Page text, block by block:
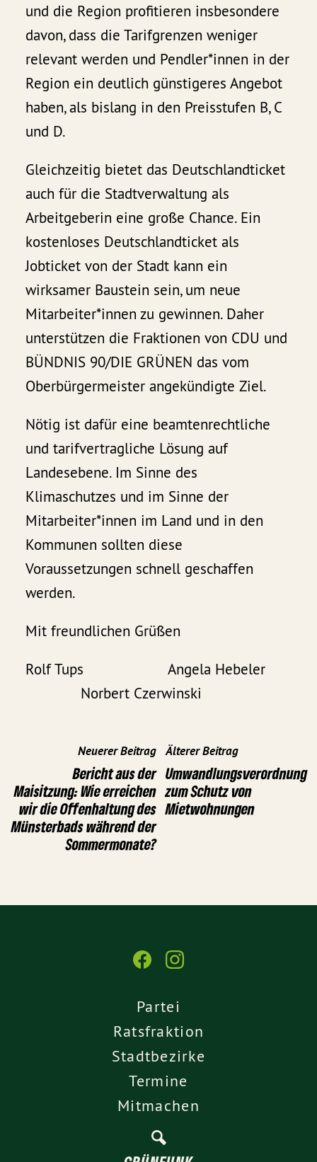
und die Region profitieren insbesondere
davon, dass die Tarifgrenzen weniger
relevant werden und Pendler*innen in der
Region ein deutlich günstigeres Angebot
haben, als bislang in den Preisstufen B, C
und D.
Gleichzeitig bietet das Deutschlandticket
auch für die Stadtverwaltung als
Arbeitgeberin eine große Chance. Ein
kostenloses Deutschlandticket als
Jobticket von der Stadt kann ein
wirksamer Baustein sein, um neue
Mitarbeiter*innen zu gewinnen. Daher
unterstützen die Fraktionen von CDU und
BÜNDNIS 90/DIE GRÜNEN das vom
Oberbürgermeister angekündigte Ziel.
Nötig ist dafür eine beamtenrechtliche
und tarifvertragliche Lösung auf
Landesebene. Im Sinne des
Klimaschutzes und im Sinne der
Mitarbeiter*innen im Land und in den
Kommunen sollten diese
Voraussetzungen schnell geschaffen
werden.
Mit freundlichen Grüßen
Rolf Tups Angela Hebeler
Norbert Czerwinski
Neuerer Beitrag
Bericht aus der
Maisitzung: Wie erreichen
wir die Offenhaltung des
Münsterbads während der
Sommermonate?
Älterer Beitrag
Umwandlungsverordnung
zum Schutz von
Mietwohnungen
Partei
Ratsfraktion
Stadtbezirke
Termine
Mitmachen